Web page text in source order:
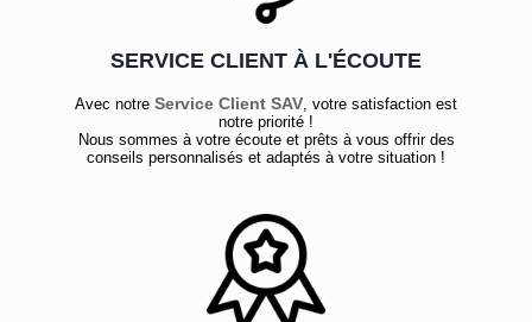
SERVICE CLIENT À L'ÉCOUTE
Avec notre Service Client SAV , votre satisfaction est
notre priorité !
Nous sommes à votre écoute et prêts à vous offrir des
conseils personnalisés et adaptés à votre situation !